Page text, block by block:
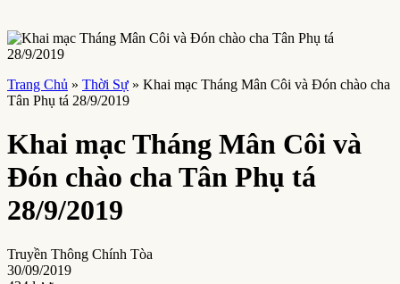
Trang Chủ » Thời Sự » Khai mạc Tháng Mân Côi và Đón chào cha
Tân Phụ tá 28/9/2019
Khai mạc Tháng Mân Côi và
Đón chào cha Tân Phụ tá
28/9/2019
Truyền Thông Chính Tòa
30/09/2019